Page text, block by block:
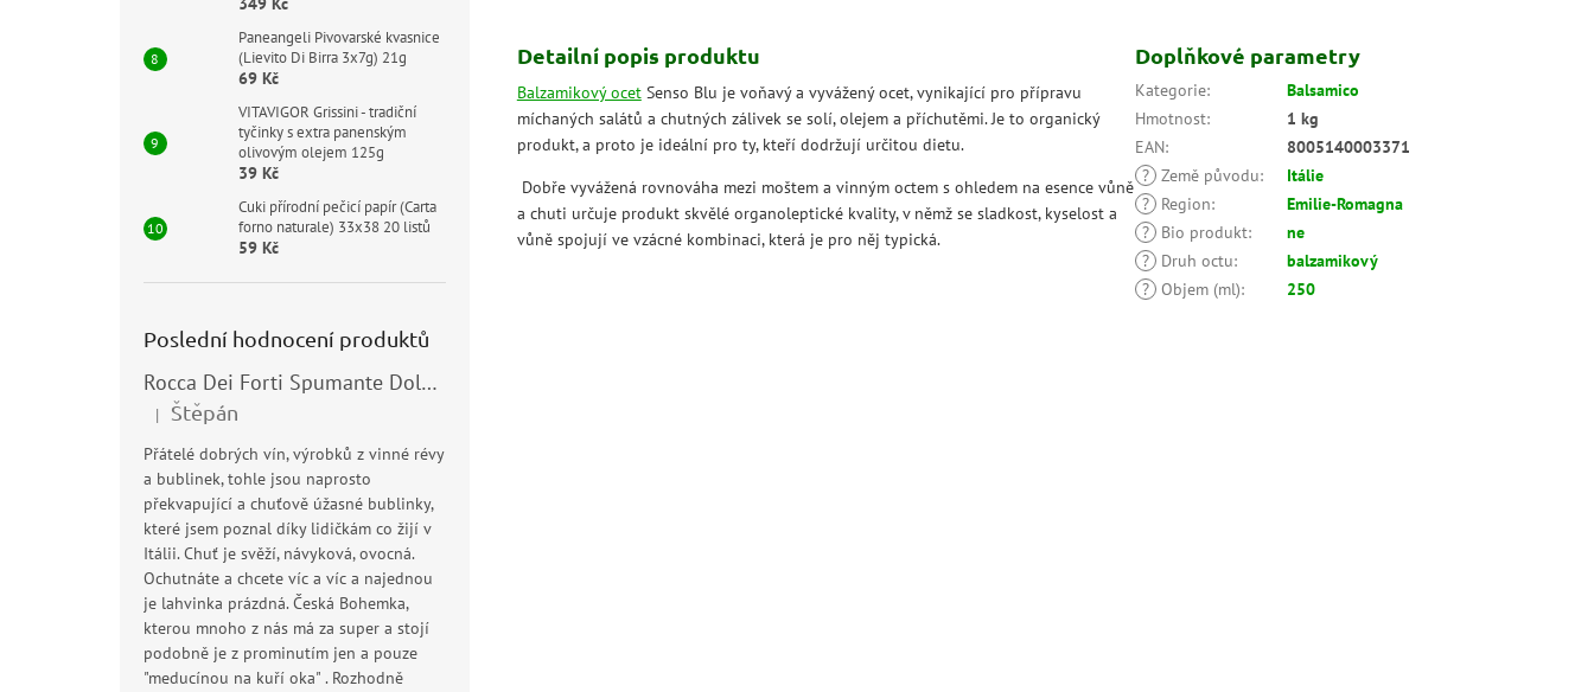
Paneangeli Pivovarské kvasnice
(Lievito Di Birra 3x7g) 21g
69 Kč
VITAVIGOR Grissini - tradiční
tyčinky s extra panenským
olivovým olejem 125g
39 Kč
Cuki přírodní pečicí papír (Carta
forno naturale) 33x38 20 listů
59 Kč
Poslední hodnocení produktů
Rocca Dei Forti Spumante Dolce 11,5% 0,75l
Hodnocení produktu je 5 z 5 hvězdiček.
| Štěpán
Přátelé dobrých vín, výrobků z vinné révy
a bublinek, tohle jsou naprosto
překvapující a chuťově úžasné bublinky,
které jsem poznal díky lidičkám co žijí v
Itálii. Chuť je svěží, návyková, ovocná.
Ochutnáte a chcete víc a víc a najednou
je lahvinka prázdná. Česká Bohemka,
kterou mnoho z nás má za super a stojí
podobně je z prominutím jen a pouze
"meducínou na kuří oka" . Rozhodně
Detailní popis produktu
Balzamikový ocetSenso Blu je voňavý a vyvážený ocet, vynikající pro přípravu
míchaných salátů a chutných zálivek se solí, olejem a příchutěmi. Je to organický
produkt, a proto je ideální pro ty, kteří dodržují určitou dietu.
Dobře vyvážená rovnováha mezi moštem a vinným octem s ohledem na esence vůně
a chuti určuje produkt skvělé organoleptické kvality, v němž se sladkost, kyselost a
vůně spojují ve vzácné kombinaci, která je pro něj typická.
Doplňkové parametry
Kategorie:
Balsamico
Hmotnost:
1 kg
EAN:
8005140003371
? Země původu:
Itálie
?
Region:
Emilie-Romagna
?
Bio produkt:
ne
?
Druh octu:
balzamikový
? Objem (ml): 250